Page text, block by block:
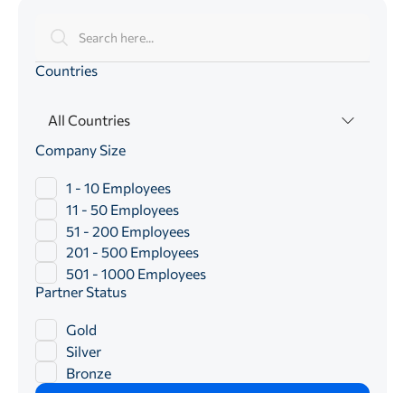
Countries
All Countries
Company Size
1 - 10 Employees
11 - 50 Employees
51 - 200 Employees
201 - 500 Employees
501 - 1000 Employees
Partner Status
Gold
Silver
Bronze